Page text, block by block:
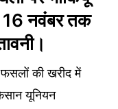
16 नवंबर तक
की खरीद में
यूनियन